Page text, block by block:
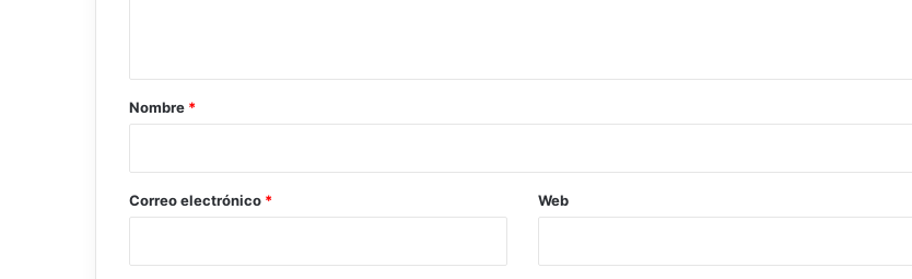
r
*
Nombre *
Correo electrónico * Web